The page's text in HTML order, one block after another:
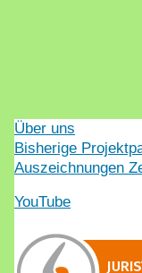
Über uns
Bisherige
Auszeichnungen
YouTube